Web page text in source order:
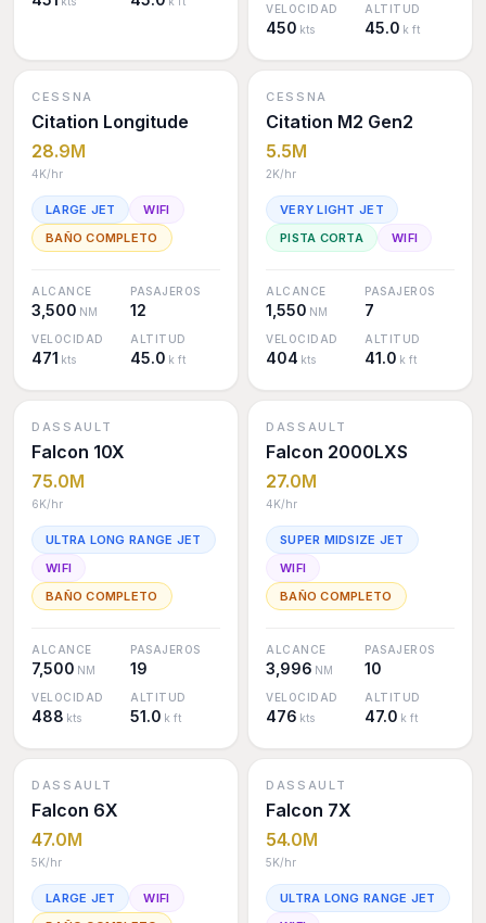
VELOCIDAD
450 kts
ALTITUD
45.0 k ft
CESSNA
Citation Longitude
28.9M
4K/hr
LARGE JET
WIFI
BAÑO COMPLETO
ALCANCE
3,500 NM
PASAJEROS
12
VELOCIDAD
471 kts
ALTITUD
45.0 k ft
CESSNA
Citation M2 Gen2
5.5M
2K/hr
VERY LIGHT JET
PISTA CORTA
WIFI
ALCANCE
1,550 NM
PASAJEROS
7
VELOCIDAD
404 kts
ALTITUD
41.0 k ft
DASSAULT
Falcon 10X
75.0M
6K/hr
ULTRA LONG RANGE JET
WIFI
BAÑO COMPLETO
ALCANCE
7,500 NM
PASAJEROS
19
VELOCIDAD
488 kts
ALTITUD
51.0 k ft
DASSAULT
Falcon 2000LXS
27.0M
4K/hr
SUPER MIDSIZE JET
WIFI
BAÑO COMPLETO
ALCANCE
3,996 NM
PASAJEROS
10
VELOCIDAD
476 kts
ALTITUD
47.0 k ft
DASSAULT
Falcon 6X
47.0M
5K/hr
LARGE JET
WIFI
DASSAULT
Falcon 7X
54.0M
5K/hr
ULTRA LONG RANGE JET